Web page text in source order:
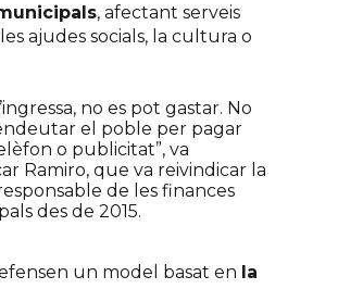
, afectant serveis
ajudes socials, la cultura o
no es pot gastar. No
el poble per pagar
o publicitat”, va
Ramiro, que va reivindicar la
de les finances
des de 2015.
un model basat en la